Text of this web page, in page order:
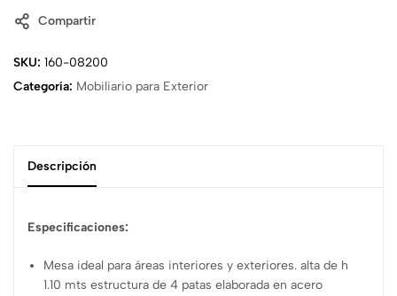
Compartir
SKU: 160-08200
Categoría: Mobiliario para Exterior
Descripción
Especificaciones:
Mesa ideal para áreas interiores y exteriores. alta de h
1.10 mts estructura de 4 patas elaborada en acero